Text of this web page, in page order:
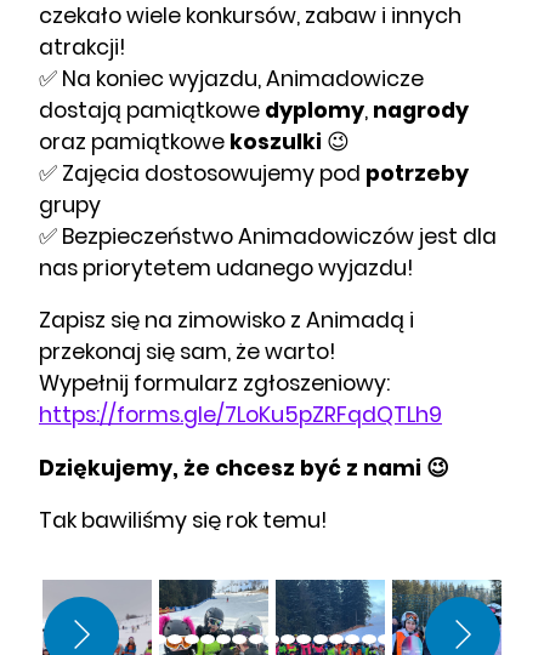
czekało wiele konkursów, zabaw i innych
atrakcji!
✅ Na koniec wyjazdu, Animadowicze
dostają pamiątkowe dyplomy, nagrody
oraz pamiątkowe koszulki 😉
✅ Zajęcia dostosowujemy pod potrzeby
grupy
✅ Bezpieczeństwo Animadowiczów jest dla
nas priorytetem udanego wyjazdu!
Zapisz się na zimowisko z Animadą i
przekonaj się sam, że warto!
Wypełnij formularz zgłoszeniowy:
https://forms.gle/7LoKu5pZRFqdQTLh9
Dziękujemy, że chcesz być z nami 😉
Tak bawiliśmy się rok temu!